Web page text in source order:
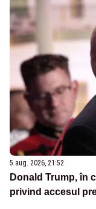
5 aug. 2026, 21:52
Donald Trump, în
privind accesul